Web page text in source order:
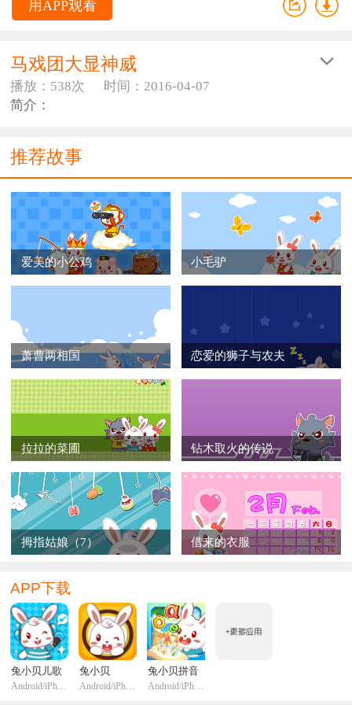
用APP观看
马戏团大显神威
播放：538次
时间：2016-04-07
简介：
推荐故事
爱美的小公鸡 小毛驴
萧曹两相国 恋爱的狮子与农夫
拉拉的菜圃 钻木取火的传说
拇指姑娘（7） 借来的衣服
APP下载
兔小贝儿歌
Android/iPhone/iPadi
兔小贝
Android/iPhone/iPadi
兔小贝拼音
Android/iPhone/iPadi